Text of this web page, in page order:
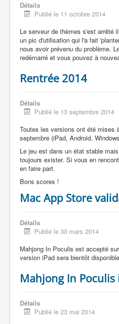
Détails
Publié le 11 octobre 2014
Le serveur de thèmes s'est arrêté
un pic d'utilisation qui l'a fait
nous avoir prévenu du problème.
redémarré et vous pouvez à
Rentrée 2014
Détails
Publié le 13 septembre 2014
Toutes les versions ont été mises
septembre (iPad, Android,
Le jeu est dans un état stable
toujours exister. Si vous en
en faire part.
Bons scores !
Mac App Store
Détails
Publié le 30 mars 2014
Mahjong In Poculis est accepté
version iPad sera bientôt
Mahjong In Poculis
Détails
Publié le 23 mai 2014